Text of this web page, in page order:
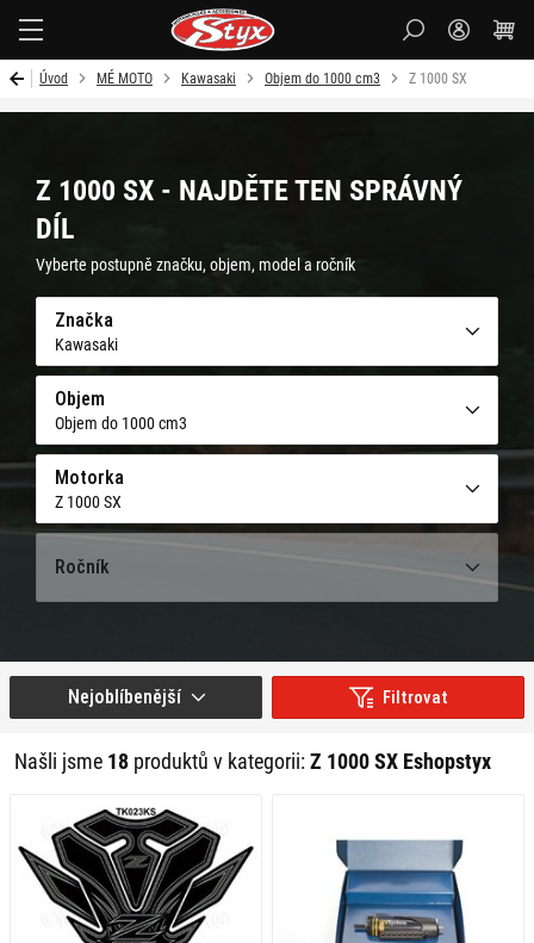
Úvod MÉ MOTO Kawasaki Objem do 1000 cm3 Z 1000 SX
Z 1000 SX - NAJDĚTE TEN SPRÁVNÝ
DÍL
Vyberte postupně značku, objem, model a ročník
Značka
Kawasaki
Objem
Objem do 1000 cm3
Motorka
Z 1000 SX
Ročník
Filtrovat
Našli jsme 18 produktů v kategorii:Z 1000 SX Eshopstyx
Nejoblíbenější